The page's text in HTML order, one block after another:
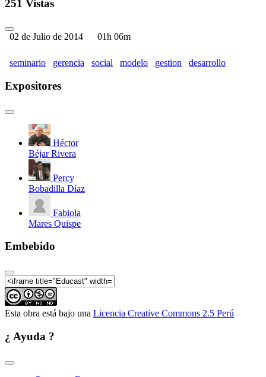
251 Vistas
02 de Julio de 2014 01h 06m
seminario gerencia social modelo gestion desarrollo
Expositores
Héctor
Béjar Rivera
Percy
Bobadilla Díaz
Fabiola
Mares Quispe
Embebido
Esta obra está bajo una Licencia Creative Commons 2.5 Perú
¿ Ayuda ?